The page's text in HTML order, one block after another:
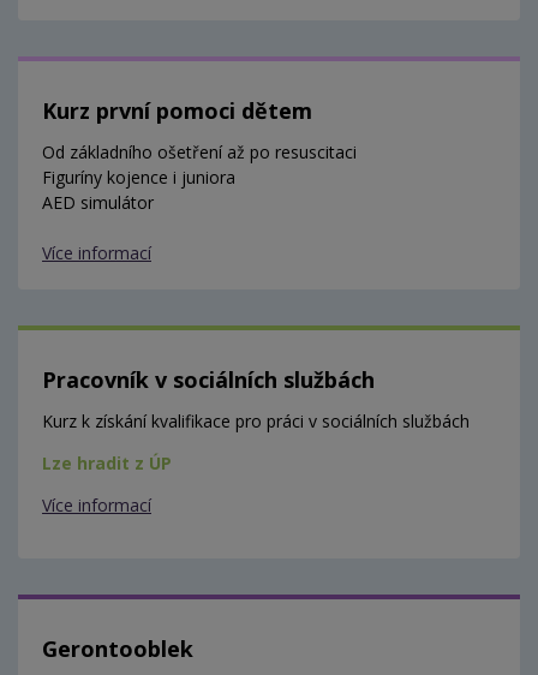
Kurz první pomoci dětem
Od základního ošetření až po resuscitaci
Figuríny kojence i juniora
AED simulátor
Více informací
Pracovník v sociálních službách
Kurz k získání kvalifikace pro práci v sociálních službách
Lze hradit z ÚP
Více informací
Gerontooblek